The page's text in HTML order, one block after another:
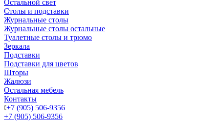
Остальной свет
Столы и подставки
Журнальные столы
Журнальные столы остальные
Туалетные столы и трюмо
Зеркала
Подставки
Подставки для цветов
Шторы
Жалюзи
Остальная мебель
Контакты
+7 (905) 506-9356
+7 (905) 506-9356